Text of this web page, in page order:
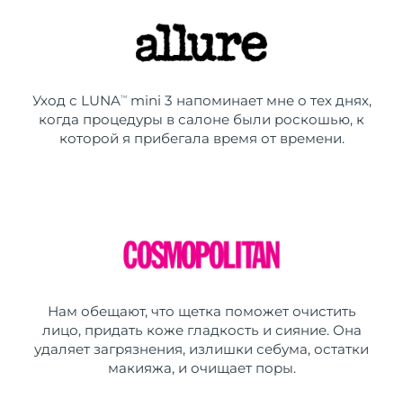
Уход с LUNATMmini 3 напоминает мне о тех днях,
когда процедуры в салоне были роскошью, к
которой я прибегала время от времени.
Нам обещают, что щетка поможет очистить
лицо, придать коже гладкость и сияние. Она
удаляет загрязнения, излишки себума, остатки
макияжа, и очищает поры.